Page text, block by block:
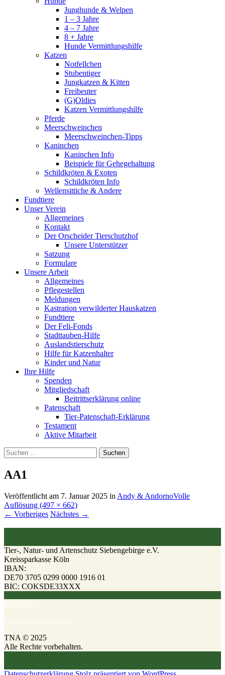
Junghunde & Welpen
1 – 3 Jahre
4 – 7 Jahre
8 + Jahre
Hunde Vermittlungshilfe
Katzen
Notfellchen
Stubentiger
Jungkatzen & Kitten
Freibeuter
(G)Oldies
Katzen Vermittlungshilfe
Pferde
Meerschweinchen
Meerschweinchen-Tipps
Kaninchen
Kaninchen Info
Beispiele für Gehegehaltung
Schildkröten & Exoten
Schildkröten Info
Wellensittiche & Andere
Fundtiere
Unser Verein
Allgemeines
Kontakt
Der Orscheider Tierschutzhof
Unsere Unterstützer
Satzung
Formulare
Unsere Arbeit
Allgemeines
Pflegestellen
Meldungen
Kastration verwilderter Hauskatzen
Fundtiere
Der Feli-Fonds
Stadttauben-Hilfe
Auslandstierschutz
Hilfe für Katzenhalter
Kinder und Natur
Ihre Hilfe
Spenden
Mitgliedschaft
Beitrittserklärung online
Patenschaft
Tier-Patenschaft-Erklärung
Testament
Aktive Mitarbeit
Suchen
nach:
AA1
Veröffentlicht am 7. Januar 2025 in Andy & AndornoVolle
Auflösung (497 × 662)
← Vorheriges Nächstes →
Tier-, Natur- und Artenschutz Siebengebirge e.V.
Kreissparkasse Köln
IBAN:
DE70 3705 0299 0000 1916 01
BIC: COKSDE33XXX
Impressum
Datenschutzerklärung
TNA © 2025
Alle Rechte vorbehalten.